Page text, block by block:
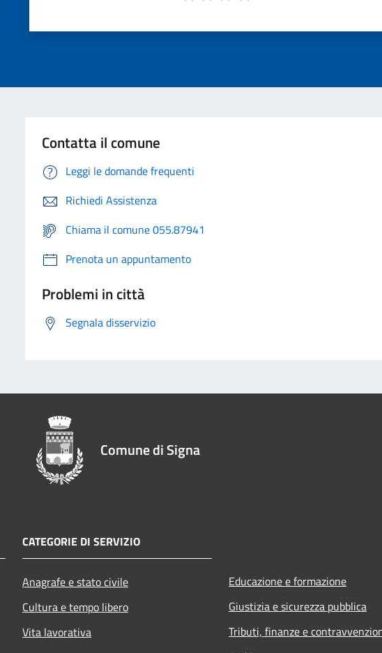
Contatta il comune
Leggi le domande frequenti
Richiedi Assistenza
Chiama il comune 055.87941
Prenota un appuntamento
Problemi in città
Segnala disservizio
Comune di Signa
CATEGORIE DI SERVIZIO
Anagrafe e stato civile
Cultura e tempo libero
Vita lavorativa
Educazione e formazione
Giustizia e sicurezza pubblica
Tributi, finanze e